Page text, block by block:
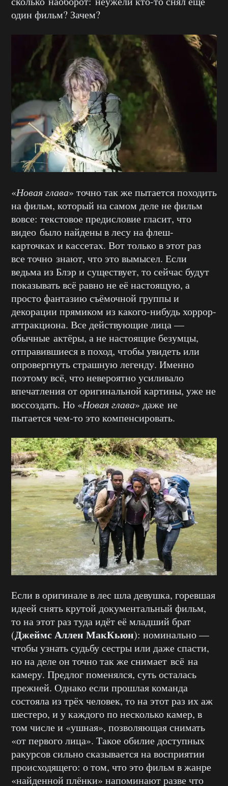
один фильм? Зачем?
«Новая глава» точно так же пытается походить
на фильм, который на самом деле не фильм
вовсе: текстовое предисловие гласит, что
видео было найдены в лесу на флеш-
карточках и кассетах. Вот только в этот раз
все точно знают, что это вымысел. Если
ведьма из Блэр и существует, то сейчас будут
показывать всё равно не её настоящую, а
просто фантазию съёмочной группы и
декорации прямиком из какого-нибудь хоррор-
аттракциона. Все действующие лица —
обычные актёры, а не настоящие безумцы,
отправившиеся в поход, чтобы увидеть или
опровергнуть страшную легенду. Именно
поэтому всё, что невероятно усиливало
впечатления от оригинальной картины, уже не
воссоздать. Но «Новая глава» даже не
пытается чем-то это компенсировать.
Если в оригинале в лес шла девушка, горевшая
идеей снять крутой документальный фильм,
то на этот раз туда идёт её младший брат
(Джеймс Аллен МакКьюн): номинально —
чтобы узнать судьбу сестры или даже спасти,
но на деле он точно так же снимает всё на
камеру. Предлог поменялся, суть осталась
прежней. Однако если прошлая команда
состояла из трёх человек, то на этот раз их аж
шестеро, и у каждого по несколько камер, в
том числе и «ушная», позволяющая снимать
«от первого лица». Такое обилие доступных
ракурсов сильно сказывается на восприятии
происходящего: о том, что это фильм в жанре
«найденной плёнки» напоминают разве что